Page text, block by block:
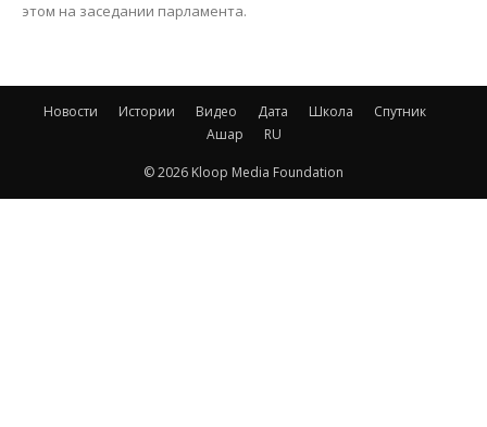
этом на заседании парламента.
Новости Истории Видео Дата Школа
Спутник
Ашар
RU
© 2026 Kloop Media Foundation